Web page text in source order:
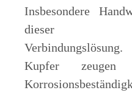
Insbesondere
dieser
Kupfer